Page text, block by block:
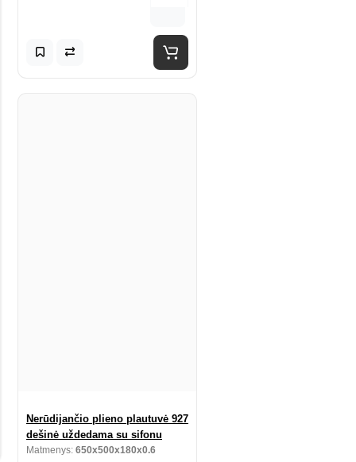
Nerūdijančio plieno plautuvė 927
dešinė uždedama su sifonu
Matmenys: 650x500x180x0.6